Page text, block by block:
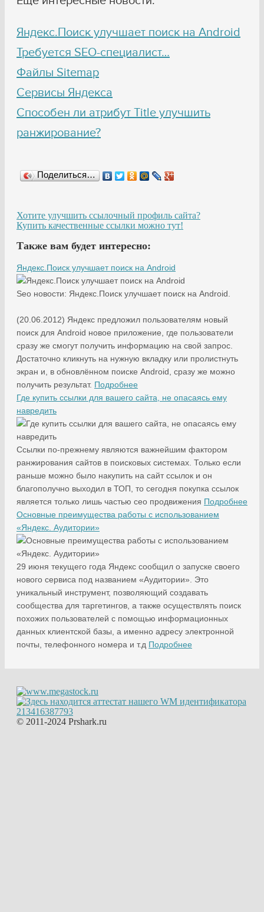
Яндекс.Поиск улучшает поиск на Android
Требуется SEO-специалист…
Файлы Sitemap
Сервисы Яндекса
Способен ли атрибут Title улучшить
ранжирование?
Поделиться…
Хотите улучшить ссылочный профиль сайта?
Купить качественные ссылки можно тут!
Также вам будет интересно:
Яндекс.Поиск улучшает поиск на Android
Seo новости: Яндекс.Поиск улучшает поиск на Android.
(20.06.2012) Яндекс предложил пользователям новый
поиск для Android новое приложение, где пользователи
сразу же смогут получить информацию на свой запрос.
Достаточно кликнуть на нужную вкладку или пролистнуть
экран и, в обновлённом поиске Android, сразу же можно
получить результат. Подробнее
Где купить ссылки для вашего сайта, не опасаясь ему
навредить
Ссылки по-прежнему являются важнейшим фактором
ранжирования сайтов в поисковых системах. Только если
раньше можно было накупить на сайт ссылок и он
благополучно выходил в ТОП, то сегодня покупка ссылок
является только лишь частью сео продвижения Подробнее
Основные преимущества работы с использованием
«Яндекс. Аудитории»
29 июня текущего года Яндекс сообщил о запуске своего
нового сервиса под названием «Аудитории». Это
уникальный инструмент, позволяющий создавать
сообщества для таргетингов, а также осуществлять поиск
похожих пользователей с помощью информационных
данных клиентской базы, а именно адресу электронной
почты, телефонного номера и т.д Подробнее
© 2011-2024 Prshark.ru